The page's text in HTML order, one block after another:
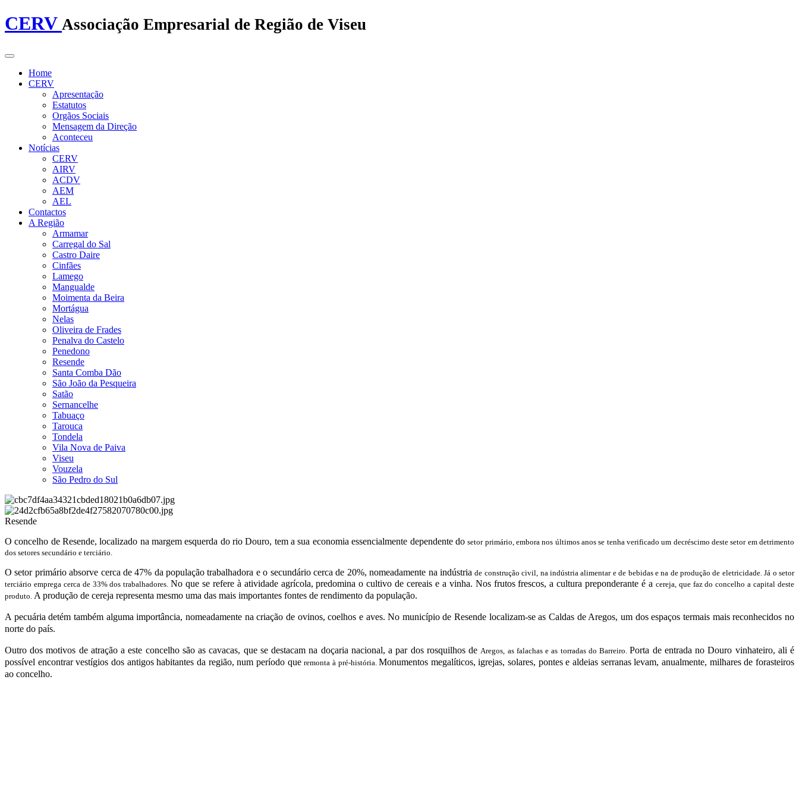
CERV Associação Empresarial de Região de Viseu
Home
CERV
Apresentação
Estatutos
Orgãos Sociais
Mensagem da Direção
Aconteceu
Notícias
CERV
AIRV
ACDV
AEM
AEL
Contactos
A Região
Armamar
Carregal do Sal
Castro Daire
Cinfães
Lamego
Mangualde
Moimenta da Beira
Mortágua
Nelas
Oliveira de Frades
Penalva do Castelo
Penedono
Resende
Santa Comba Dão
São João da Pesqueira
Satão
Sernancelhe
Tabuaço
Tarouca
Tondela
Vila Nova de Paiva
Viseu
Vouzela
São Pedro do Sul
Resende
O concelho de Resende, localizado na margem esquerda do rio Douro, tem a sua economia essencialmente dependente dosetor primário, embora nos últimos anos se tenha verificado um decréscimo deste setor em detrimento
dos setores secundário e terciário.
O setor primário absorve cerca de 47% da população trabalhadora e o secundário cerca de 20%, nomeadamente na indústriade construção civil, na indústria alimentar e de bebidas e na de produção de eletricidade. Já o setor
terciário emprega cerca de 33% dos trabalhadores. No que se refere à atividade agrícola, predomina o cultivo de cereais e a vinha. Nos frutos frescos, a cultura preponderante é a cereja, que faz do concelho a capital deste
produto. A produção de cereja representa mesmo uma das mais importantes fontes de rendimento da população.
A pecuária detém também alguma importância, nomeadamente na criação de ovinos, coelhos e aves.No município de Resende localizam-se as Caldas de Aregos, um dos espaços termais mais reconhecidos no
norte do país.
Outro dos motivos de atração a este concelho são as cavacas, que se destacam na doçaria nacional, a par dos rosquilhos de Aregos, as falachas e as torradas do Barreiro. Porta de entrada no Douro vinhateiro, ali é
possível encontrar vestígios dos antigos habitantes da região, num período queremonta à pré-história. Monumentos megalíticos, igrejas, solares, pontes e aldeias serranas levam, anualmente, milhares de forasteiros
ao concelho.